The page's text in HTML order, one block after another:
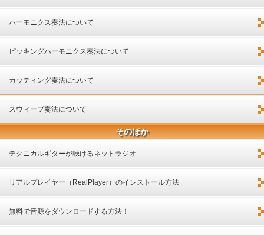
ハーモニクス奏法について
ピッキングハーモニクス奏法について
カッティング奏法について
スウィープ奏法について
そのほか
テクニカルギターが聴けるネットラジオ
リアルプレイヤー（RealPlayer）のインストール方法
無料で音源をダウンロードする方法！